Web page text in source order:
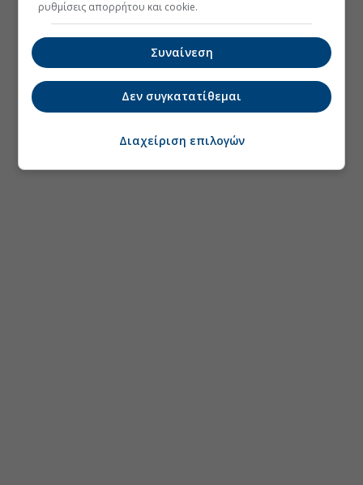
ρυθμίσεις απορρήτου και cookie.
Συναίνεση
Δεν συγκατατίθεμαι
Διαχείριση επιλογών